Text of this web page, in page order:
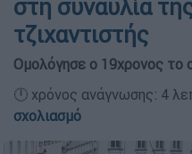
στη συναυλία
τζιχαντιστής
Ομολόγησε ο 19χρονος το
🕛 χρόνος ανάγνωσης: 4
σχολιασμό